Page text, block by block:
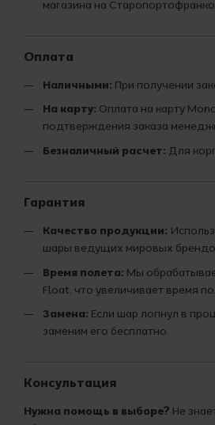
магазина на
Оплата
Наличными: При получении
На карту: Оплата на карту
подтверждения заказа
Безналичный расчет: Для
Гарантия
Качество продукции:
шары ведущих мировых
Время полета: Мы
Float, что увеличивает время
Замена: Если шар лопнул в
заменим его бесплатно.
Консультация
Нужна помощь в выборе? Не